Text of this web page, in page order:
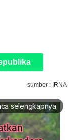
sumber : IRNA
selengkapnya